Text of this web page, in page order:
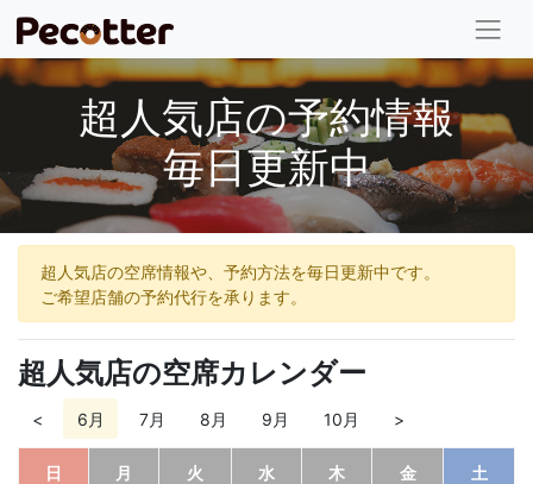
超人気店の予約情報
毎日更新中
超人気店の空席情報や、予約方法を毎日更新中です。
ご希望店舗の予約代行を承ります。
超人気店の空席カレンダー
< 6月 7月 8月 9月 10月 >
日 月 火 水 木 金 土